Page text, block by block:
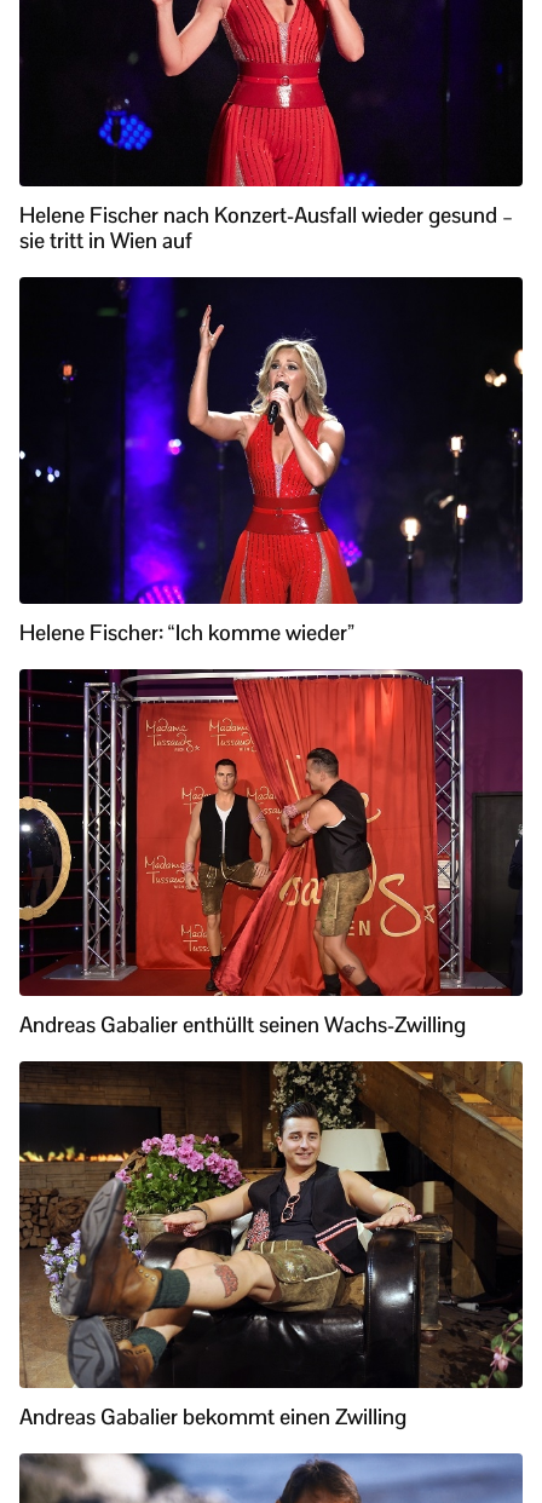
Helene Fischer nach Konzert-Ausfall wieder gesund –
sie tritt in Wien auf
Helene Fischer: “Ich komme wieder”
Andreas Gabalier enthüllt seinen Wachs-Zwilling
Andreas Gabalier bekommt einen Zwilling